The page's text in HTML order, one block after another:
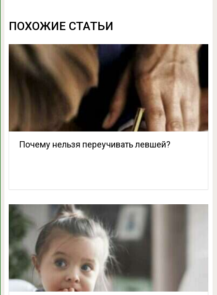
ПОХОЖИЕ СТАТЬИ
Почему нельзя переучивать левшей?